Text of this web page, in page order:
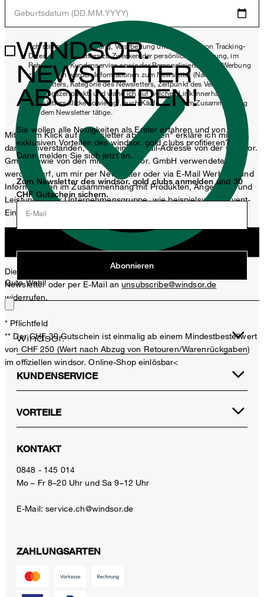
Geburtsdatum (DD.MM.YYYY)
*Ich stimme der Erhebung, Verarbeitung und Nutzung von Tracking-
Daten des Newsletters zu Zwecken der persönlichen Beratung, im
Rahmen des Kundenservice sowie der Personalisierung von Werbung
zu. Erhoben werden Informationen zum Newsletter (Name des
Newsletters, Kategorie des Newsletters, Zeitpunkt des Versands,
Öffnungszeitpunkt) und wann ich auf welchen Link innerhalb des
Newsletters klicke sowie ggf. auch Käufe, die ich im Zusammenhang
mit dem Newsletter tätige.
Mit einem Klick auf „Newsletter abonnieren" erkläre ich mich
damit einverstanden, dass meine E-Mail-Adresse von der windsor.
GmbH sowie von den mit der windsor. GmbH verwendeten
werden darf, um mir per Newsletter oder via E-Mail Werbung und
Informationen im Zusammenhang mit Produkten, Angeboten und
Leistungen der Unternehmensgruppe, wie beispielsweise Event-
Einladungen, Aktionen, Produkt-Promotions zuzusenden.
Diese Einwilligung kann ich jederzeit durch den Abmeldelink im
Newsletter oder per E-Mail anunsubscribe@windsor.de
widerrufen.
* Pflichtfeld
** Der CHF 30 Gutschein ist einmalig ab einem Mindestbestellwert
von CHF 250 (Wert nach Abzug von Retouren/Warenrückgaben)
im offiziellen windsor. Online-Shop einlösbar<
Gute Wahl!
WINDSOR.
NEWSLETTER
ABONNIEREN!
E-Mail
Zum Newsletter des windsor. gold clubs anmelden und 30
CHF Gutschein sichern.
Sie wollen alle Neuigkeiten als Erster erfahren und von
exklusiven Vorteilen des windsor. gold clubs profitieren?
Dann melden Sie sich jetzt an.
Abonnieren
KUNDENSERVICE
VORTEILE
KONTAKT
0848 - 145 014
Mo – Fr 8–20 Uhr und Sa 9–12 Uhr
E-Mail:service.ch@windsor.de
ZAHLUNGSARTEN